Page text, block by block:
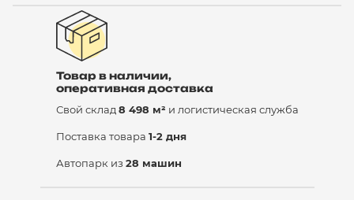
Товар в наличии,
оперативная доставка
Свой склад 8 498 м² и логистическая служба
Поставка товара 1-2 дня
Автопарк из 28 машин